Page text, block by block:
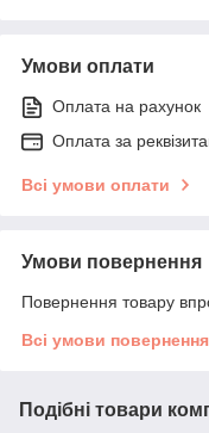
Умови оплати
Оплата на рахунок
Оплата за
Всі умови оплати
Умови повернення
Повернення товару
Всі умови повернення
Подібні товари